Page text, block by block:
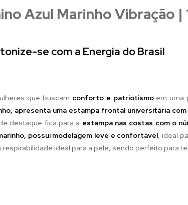
Azul Marinho Vibração |
se com a Energia do Brasil
que buscam conforto e patriotismoem uma
apresenta uma estampa frontal universitária com
destaque fica para a estampa nas costas com o
possui modelagem leve e confortável, ideal
respirabilidade ideal para a pele, sendo perfeito para